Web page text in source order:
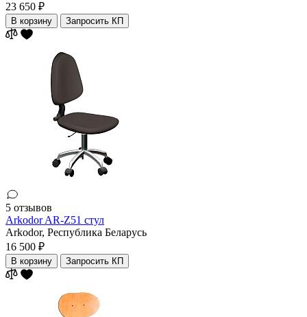
23 650 ₽
В корзину Запросить КП
5 отзывов
Arkodor AR-Z51 стул
Arkodor, Республика Беларусь
16 500 ₽
В корзину Запросить КП